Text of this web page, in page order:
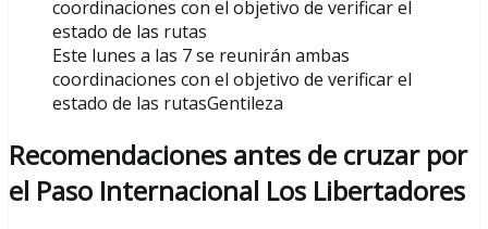
Este lunes a las 7 se reunirán ambas
coordinaciones con el objetivo de verificar el
estado de las rutasGentileza
Recomendaciones antes de cruzar por
el Paso Internacional Los Libertadores